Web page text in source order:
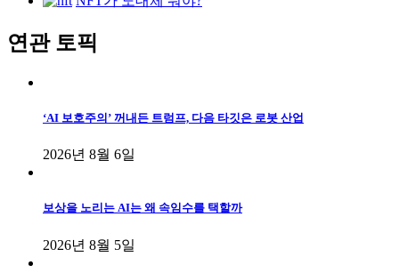
연관 토픽
‘AI 보호주의’ 꺼내든 트럼프, 다음 타깃은 로봇 산업
2026년 8월 6일
보상을 노리는 AI는 왜 속임수를 택할까
2026년 8월 5일